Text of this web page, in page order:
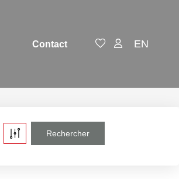
Contact EN